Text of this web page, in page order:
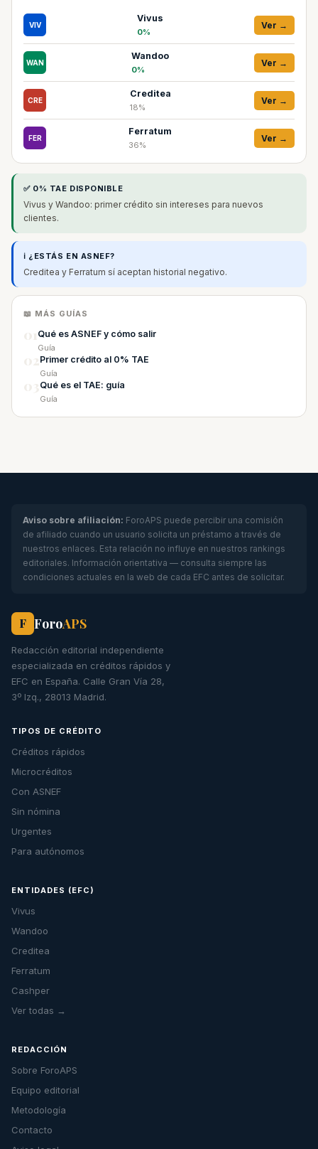
VIV
Vivus
0%
Ver →
WAN
Wandoo
0%
Ver →
CRE
Creditea
18%
Ver →
FER
Ferratum
36%
Ver →
✅ 0% TAE DISPONIBLE
Vivus y Wandoo: primer crédito sin intereses para nuevos
clientes.
ℹ️ ¿ESTÁS EN ASNEF?
Creditea y Ferratum sí aceptan historial negativo.
📖 MÁS GUÍAS
Qué es ASNEF y cómo salir
Guía
Primer crédito al 0% TAE
Guía
Qué es el TAE: guía
Guía
Aviso sobre afiliación: ForoAPS puede percibir una comisión
de afiliado cuando un usuario solicita un préstamo a través de
nuestros enlaces. Esta relación no influye en nuestros rankings
editoriales. Información orientativa — consulta siempre las
condiciones actuales en la web de cada EFC antes de solicitar.
F ForoAPS
Redacción editorial independiente
especializada en créditos rápidos y
EFC en España. Calle Gran Vía 28,
3º Izq., 28013 Madrid.
TIPOS DE CRÉDITO
Créditos rápidos
Microcréditos
Con ASNEF
Sin nómina
Urgentes
Para autónomos
ENTIDADES (EFC)
Vivus
Wandoo
Creditea
Ferratum
Cashper
Ver todas →
REDACCIÓN
Sobre ForoAPS
Equipo editorial
Metodología
Contacto